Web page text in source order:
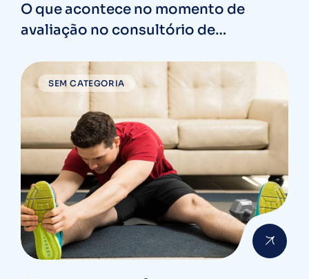
O que acontece no momento de
avaliação no consultório de
SEM CATEGORIA